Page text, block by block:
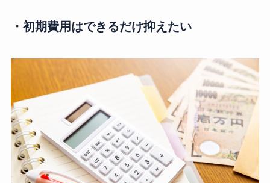
・初期費用はできるだけ抑えたい